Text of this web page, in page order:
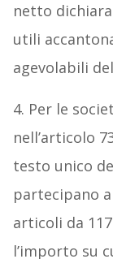
netto
utili
agevolabili
4. Per le
nell’articolo
testo unico
partecipano
articoli da
l’importo su